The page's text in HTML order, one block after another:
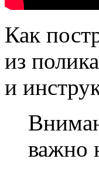
Как
из
и
важно